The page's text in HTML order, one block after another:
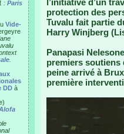
: Paris
Vide-
DD à
l’initiative d’un
protection des
Tuvalu fait partie
Harry Winjberg
Panapasi
premiers soutiens
peine arrivé à
première